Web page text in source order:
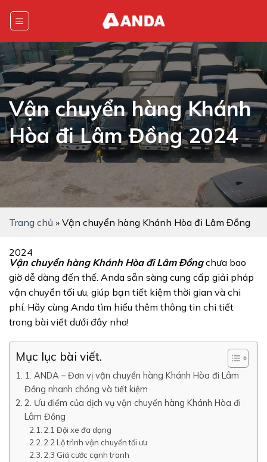
Vận chuyển hàng Khánh
Hòa đi Lâm Đồng 2024
Trang chủ » Vận chuyển hàng Khánh Hòa đi Lâm Đồng
2024
Vận chuyển hàng Khánh Hòa đi Lâm Đồngchưa bao
giờ dễ dàng đến thế. Anda sẵn sàng cung cấp giải pháp
vận chuyển tối ưu, giúp bạn tiết kiệm thời gian và chi
phí. Hãy cùng Anda tìm hiểu thêm thông tin chi tiết
trong bài viết dưới đây nha!
Mục lục bài viết.
1. ANDA – Đơn vị vận chuyển hàng Khánh Hòa đi Lâm
Đồng nhanh chóng và tiết kiệm
2. Ưu điểm của dịch vụ vận chuyển hàng Khánh Hòa đi
Lâm Đồng
2.1 Đội xe đa dạng
2.2 Lộ trình vận chuyển tối ưu
2.3 Giá cước cạnh tranh